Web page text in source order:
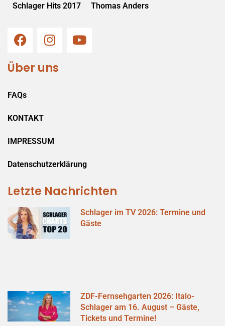
Schlager Hits 2017 Thomas Anders
Über uns
FAQs
KONTAKT
IMPRESSUM
Datenschutzerklärung
Letzte Nachrichten
Schlager im TV 2026: Termine und
Gäste
ZDF-Fernsehgarten 2026: Italo-
Schlager am 16. August – Gäste,
Tickets und Termine!